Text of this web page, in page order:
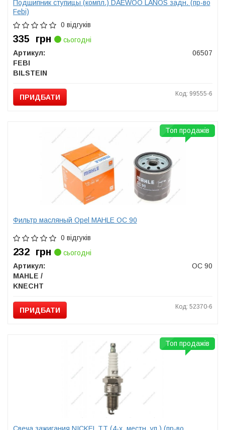
Подшипник ступицы (компл.) DAEWOO LANOS задн. (пр-во
Febi)
0 відгуків
335 грн
сьогодні
Артикул:
06507
FEBI
BILSTEIN
ПРИДБАТИ Код: 99555-6
Фильтр масляный Opel MAHLE OC 90
0 відгуків
232 грн
сьогодні
Артикул:
OC 90
MAHLE /
KNECHT
ПРИДБАТИ Код: 52370-6
Топ продажів
Топ продажів